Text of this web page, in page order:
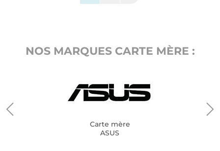
NOS MARQUES CARTE MÈRE :
Carte mère
ASUS